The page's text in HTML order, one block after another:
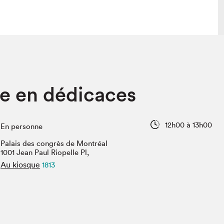
Programmation dans la ville
Vidéos et balados
en dédicaces
En personne
12h00 à 13h00
Palais des congrès de Montréal
1001 Jean Paul Riopelle Pl,
Au kiosque 1813